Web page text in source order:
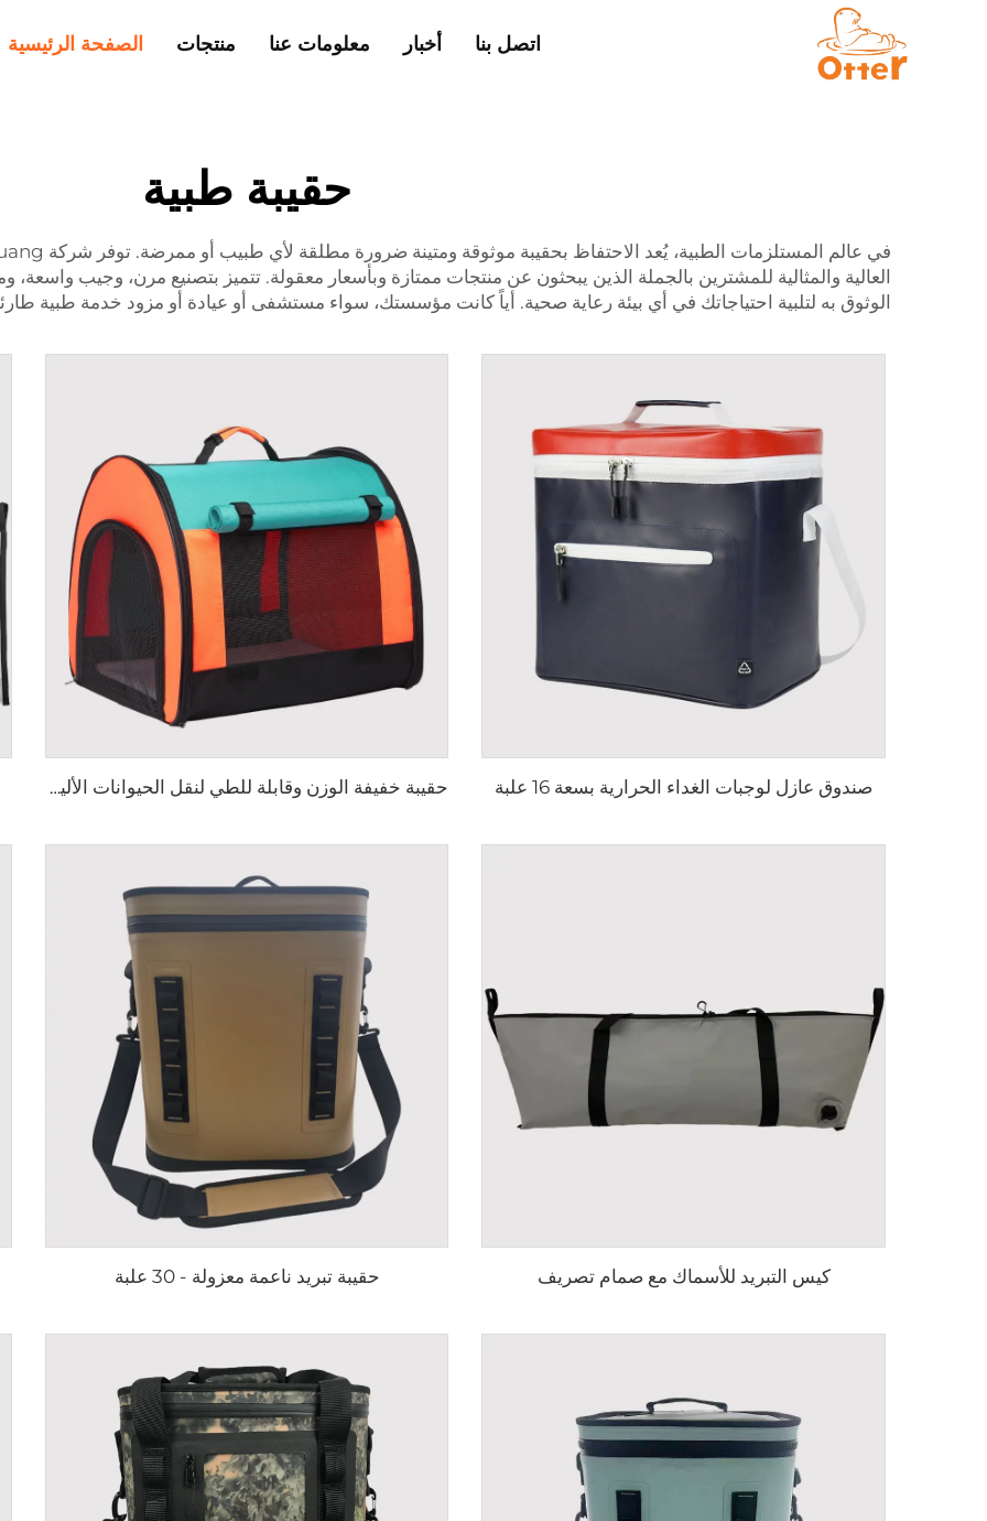
الصفحة الرئيسية منتجات معلومات عنا أخبار اتصل بنا
حقيبة طبية
العالية والمثالية للمشترين بالجملة الذين يبحثون عن منتجات ممتازة وبأسعار معقولة. تتميز بتصنيع مرن، وجيب واسعة،
الوثوق به لتلبية احتياجاتك في أي بيئة رعاية صحية. أياً كانت مؤسستك، سواء مستشفى أو عيادة أو مزود خدمة طبية
صندوق عازل لوجبات الغداء الحرارية بسعة 16 علبة حقيبة خفيفة الوزن وقابلة للطي لنقل الحيوانات الأليفة
كيس التبريد للأسماك مع صمام تصريف حقيبة تبريد ناعمة معزولة - 30 علبة